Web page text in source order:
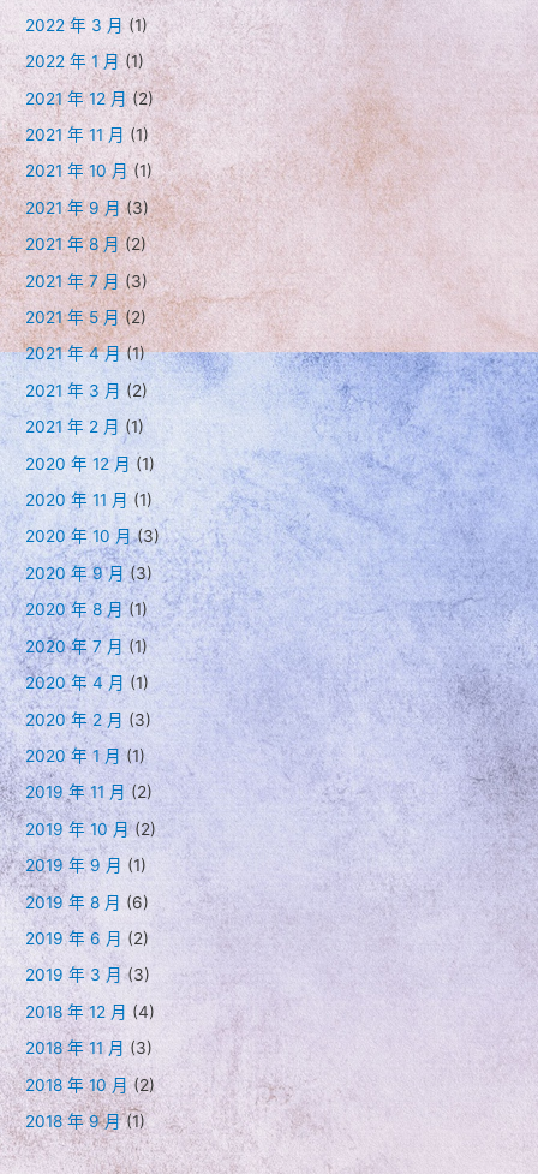
2022 年 3 月(1)
2022 年 1 月(1)
2021 年 12 月(2)
2021 年 11 月 (1)
2021 年 10 月(1)
2021 年 9 月(3)
2021 年 8 月(2)
2021 年 7 月(3)
2021 年 5 月 (2)
2021 年 4 月(1)
2021 年 3 月 (2)
2021 年 2 月 (1)
2020 年 12 月(1)
2020 年 11 月(1)
2020 年 10 月(3)
2020 年 9 月(3)
2020 年 8 月(1)
2020 年 7 月 (1)
2020 年 4 月 (1)
2020 年 2 月 (3)
2020 年 1 月(1)
2019 年 11 月 (2)
2019 年 10 月(2)
2019 年 9 月 (1)
2019 年 8 月 (6)
2019 年 6 月 (2)
2019 年 3 月(3)
2018 年 12 月 (4)
2018 年 11 月 (3)
2018 年 10 月(2)
2018 年 9 月(1)